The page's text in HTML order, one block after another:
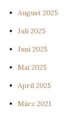
August 2025
Juli 2025
Juni 2025
Mai 2025
April 2025
März 2021